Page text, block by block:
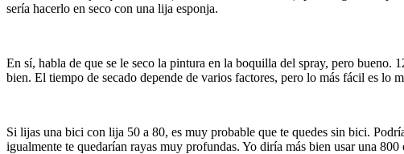
sería hacerlo en seco con una lija esponja.
En sí, habla de que se le seco la pintura en la boquilla del spray, pero bueno.
bien. El tiempo de secado depende de varios factores, pero lo más fácil es lo
Si lijas una bici con lija 50 a 80, es muy probable que te quedes sin bici.
igualmente te quedarían rayas muy profundas. Yo diría más bien usar una